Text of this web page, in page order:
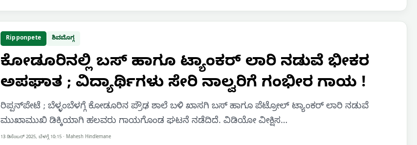
Ripponpete ಶಿವಮೊಗ್ಗ
ಕೋಡೂರಿನಲ್ಲಿ ಬಸ್ ಹಾಗೂ ಟ್ಯಾಂಕರ್ ಲಾರಿ ನಡುವೆ ಭೀಕರ
ಅಪಘಾತ ; ವಿದ್ಯಾರ್ಥಿಗಳು ಸೇರಿ ನಾಲ್ವರಿಗೆ ಗಂಭೀರ ಗಾಯ !
ರಿಪ್ಪನ್‌ಪೇಟೆ ; ಬೆಳ್ಳಂಬೆಳಗ್ಗೆ ಕೋಡೂರಿನ ಪ್ರೌಢ ಶಾಲೆ ಬಳಿ ಖಾಸಗಿ ಬಸ್ ಹಾಗೂ ಪೆಟ್ರೋಲ್ ಟ್ಯಾಂಕರ್ ಲಾರಿ ನಡುವೆ
ಮುಖಾಮುಖಿ ಡಿಕ್ಕಿಯಾಗಿ ಹಲವರು ಗಾಯಗೊಂಡ ಘಟನೆ ನಡೆದಿದೆ. ವಿಡಿಯೋ ವೀಕ್ಷಿಸ…
13 ಡಿಸೆಂಬರ್ 2025, ಬೆಳಗ್ಗೆ 10:15 · Mahesh Hindlemane